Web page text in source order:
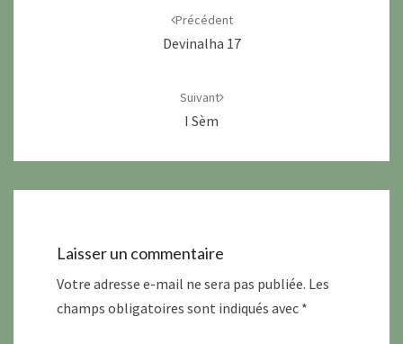
Précédent
Devinalha 17
Suivant
I Sèm
Laisser un commentaire
Votre adresse e-mail ne sera pas publiée. Les
champs obligatoires sont indiqués avec *